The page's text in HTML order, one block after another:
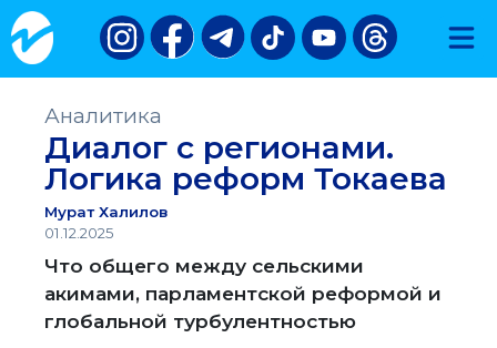
Аналитика
Диалог с регионами.
Логика реформ Токаева
Мурат Халилов
01.12.2025
Что общего между сельскими
акимами, парламентской реформой и
глобальной турбулентностью